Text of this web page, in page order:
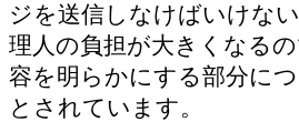
ジを送信しなけばいけな
理人の負担が大きくなる
容を明らかにする部分に
とされています。